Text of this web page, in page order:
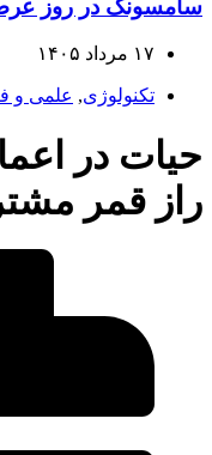
سامسونگ در روز
۱۷ مرداد ۱۴۰۵
تکنولوژی, علمی و
حیات در
راز قمر